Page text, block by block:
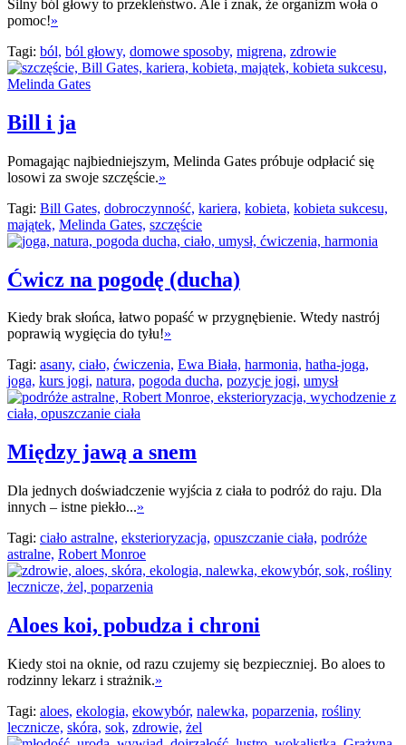
Silny ból głowy to przekleństwo. Ale i znak, że organizm woła o
pomoc!»
Tagi: ból, ból głowy, domowe sposoby, migrena, zdrowie
Bill i ja
Pomagając najbiedniejszym, Melinda Gates próbuje odpłacić się
losowi za swoje szczęście.»
Tagi: Bill Gates, dobroczynność, kariera, kobieta, kobieta sukcesu,
majątek, Melinda Gates, szczęście
Ćwicz na pogodę (ducha)
Kiedy brak słońca, łatwo popaść w przygnębienie. Wtedy nastrój
poprawią wygięcia do tyłu!»
Tagi: asany, ciało, ćwiczenia, Ewa Biała, harmonia, hatha-joga,
joga, kurs jogi, natura, pogoda ducha, pozycje jogi, umysł
Między jawą a snem
Dla jednych doświadczenie wyjścia z ciała to podróż do raju. Dla
innych – istne piekło...»
Tagi: ciało astralne, eksterioryzacja, opuszczanie ciała, podróże
astralne, Robert Monroe
Aloes koi, pobudza i chroni
Kiedy stoi na oknie, od razu czujemy się bezpieczniej. Bo aloes to
rodzinny lekarz i strażnik.»
Tagi: aloes, ekologia, ekowybór, nalewka, poparzenia, rośliny
lecznicze, skóra, sok, zdrowie, żel